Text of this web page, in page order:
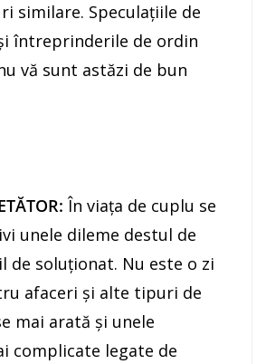
similare. Speculaţiile de
întreprinderile de ordin
vă sunt astăzi de bun
În viaţa de cuplu se
unele dileme destul de
de soluţionat. Nu este o zi
afaceri şi alte tipuri de
mai arată şi unele
complicate legate de